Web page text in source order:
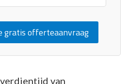
gratis offerteaanvraag
van